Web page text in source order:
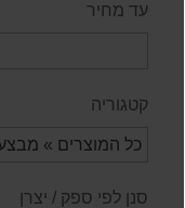
עד מחיר
קטגוריה
סנן לפי ספק / יצרן